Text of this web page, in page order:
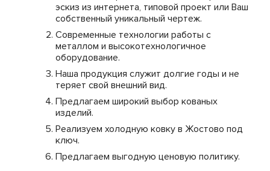
эскиз из интернета, типовой проект или Ваш
собственный уникальный чертеж.
Современные технологии работы с
металлом и высокотехнологичное
оборудование.
Наша продукция служит долгие годы и не
теряет свой внешний вид.
Предлагаем широкий выбор кованых
изделий.
Реализуем холодную ковку в Жостово под
ключ.
Предлагаем выгодную ценовую политику.